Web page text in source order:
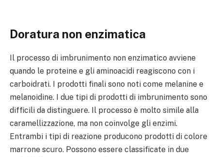
Doratura non enzimatica
Il processo di imbrunimento non enzimatico avviene
quando le proteine e gli aminoacidi reagiscono con i
carboidrati. I prodotti finali sono noti come melanine e
melanoidine. I due tipi di prodotti di imbrunimento sono
difficili da distinguere. Il processo è molto simile alla
caramellizzazione, ma non coinvolge gli enzimi.
Entrambi i tipi di reazione producono prodotti di colore
marrone scuro. Possono essere classificate in due